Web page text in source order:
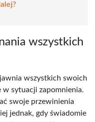
wszystkich
wszystkich swoich
w sytuacji zapomnienia.
swoje przewinienia
jednak, gdy świadomie